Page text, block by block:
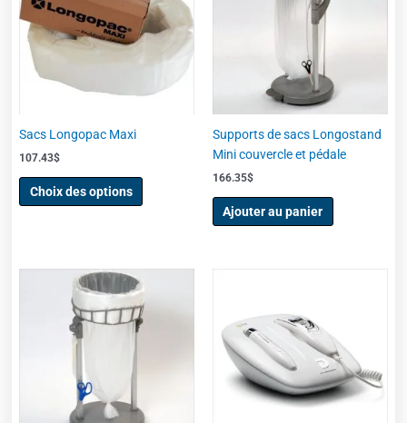
Sacs Longopac Maxi
107.43$
Choix des options
plusieurs
variations.
peuvent
du
Supports de sacs Longostand
Mini couvercle et pédale
166.35$
Ajouter au panier